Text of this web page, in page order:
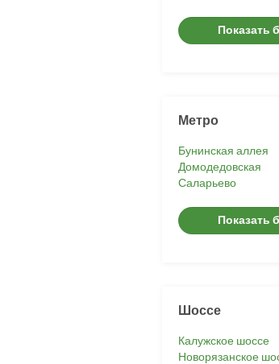
Показать
Метро
Бунинская аллея
Домодедовская
Саларьево
Показать
Шоссе
Калужское шоссе
Новорязанское